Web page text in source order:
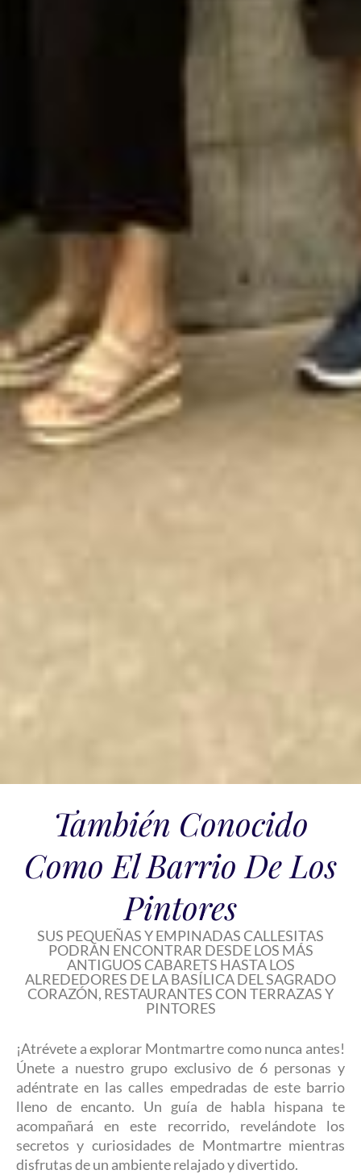
También Conocido
Como El Barrio De Los
Pintores
SUS PEQUEÑAS Y EMPINADAS CALLESITAS
PODRÁN ENCONTRAR DESDE LOS MÁS
ANTIGUOS CABARETS HASTA LOS
ALREDEDORES DE LA BASÍLICA DEL SAGRADO
CORAZÓN, RESTAURANTES CON TERRAZAS Y
PINTORES
¡Atrévete a explorar Montmartre como nunca antes!
Únete a nuestro grupo exclusivo de 6 personas y
adéntrate en las calles empedradas de este barrio
lleno de encanto. Un guía de habla hispana te
acompañará en este recorrido, revelándote los
secretos y curiosidades de Montmartre mientras
disfrutas de un ambiente relajado y divertido.